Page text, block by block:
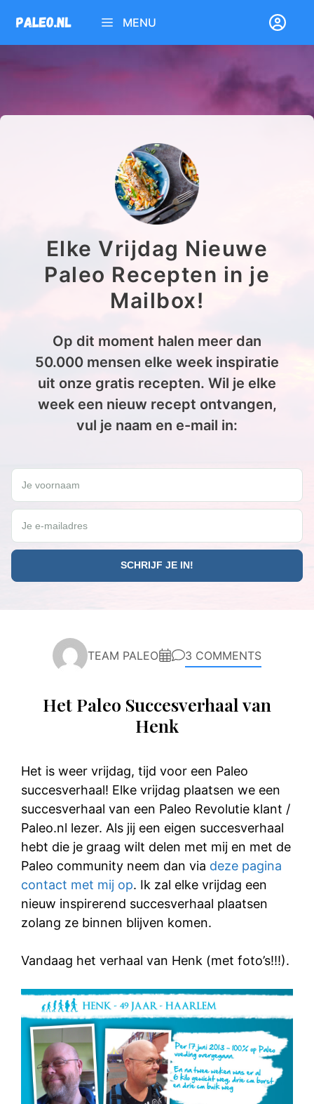
naar
de
MENU
Elke Vrijdag Nieuwe
Paleo Recepten in je
Mailbox!
Op dit moment halen meer dan
50.000 mensen elke week inspiratie
uit onze gratis recepten. Wil je elke
week een nieuw recept ontvangen,
vul je naam en e-mail in:
Wil jij elke vrijdag een gratis Paleo recept ontvangen?
Je voornaam
Je e-mailadres
TEAM PALEO 3 COMMENTS
Het Paleo Succesverhaal van
Henk
Het is weer vrijdag, tijd voor een Paleo
succesverhaal! Elke vrijdag plaatsen we een
succesverhaal van een Paleo Revolutie klant /
Paleo.nl lezer. Als jij een eigen succesverhaal
hebt die je graag wilt delen met mij en met de
Paleo community neem dan via deze pagina
contact met mij op. Ik zal elke vrijdag een
nieuw inspirerend succesverhaal plaatsen
zolang ze binnen blijven komen.
Vandaag het verhaal van Henk (met foto’s!!!).